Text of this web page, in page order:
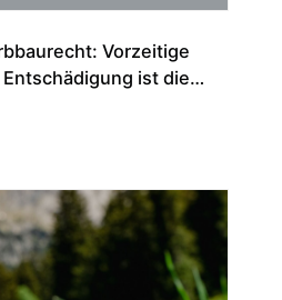
Vorzeitige
ist die